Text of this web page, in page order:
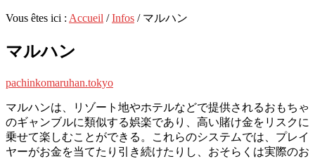
Vous êtes ici : Accueil / Infos /マルハン
マルハン
pachinkomaruhan.tokyo
マルハンは、リゾート地やホテルなどで提供されるおもちゃ
のギャンブルに類似する娯楽であり、高い賭け金をリスクに
乗せて楽しむことができる。これらのシステムでは、プレイ
ヤーがお金を当てたり引き続けたりし、おそらくは実際のお